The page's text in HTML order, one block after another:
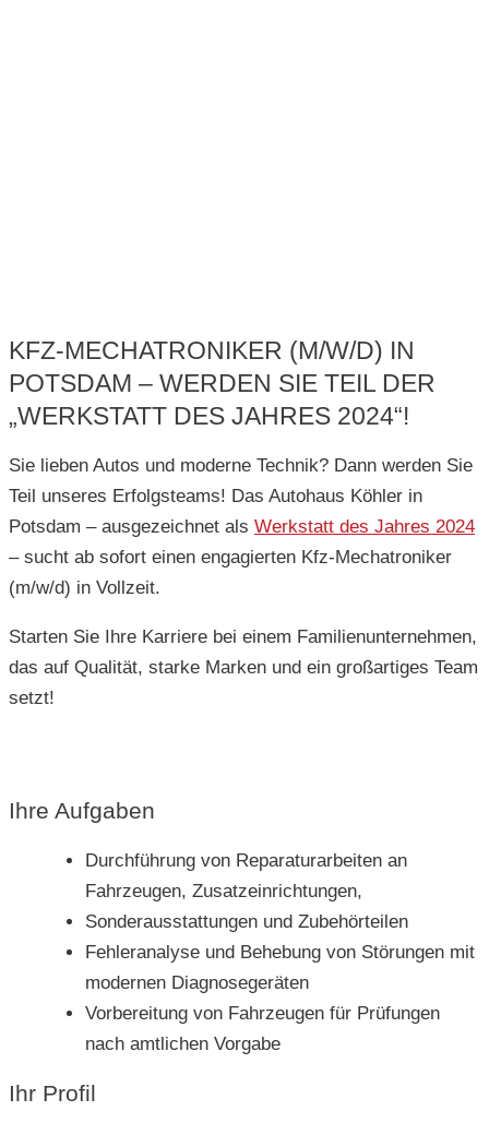
KFZ-MECHATRONIKER (M/W/D) IN
POTSDAM – WERDEN SIE TEIL DER
„WERKSTATT DES JAHRES 2024“!
Sie lieben Autos und moderne Technik? Dann werden Sie
Teil unseres Erfolgsteams! Das Autohaus Köhler in
Potsdam – ausgezeichnet als Werkstatt des Jahres 2024
– sucht ab sofort einen engagierten Kfz-Mechatroniker
(m/w/d) in Vollzeit.
Starten Sie Ihre Karriere bei einem Familienunternehmen,
das auf Qualität, starke Marken und ein großartiges Team
setzt!
Ihre Aufgaben
Durchführung von Reparaturarbeiten an
Fahrzeugen, Zusatzeinrichtungen,
Sonderausstattungen und Zubehörteilen
Fehleranalyse und Behebung von Störungen mit
modernen Diagnosegeräten
Vorbereitung von Fahrzeugen für Prüfungen
nach amtlichen Vorgabe
Ihr Profil